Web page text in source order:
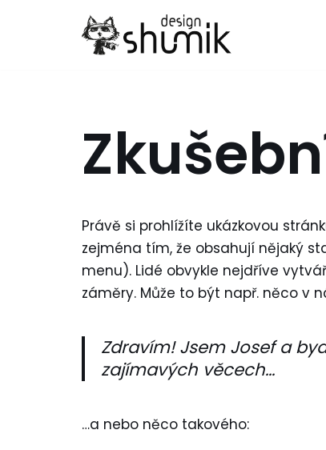
Právě si prohlížíte ukázkovou
zejména tím, že obsahují nějaký
menu). Lidé obvykle nejdříve
záměry. Může to být např. něco v
Zdravím! Jsem Josef a
zajímavých věcech…
…a nebo něco takového: